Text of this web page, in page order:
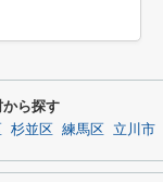
ら探す
杉並区 練馬区 立川市